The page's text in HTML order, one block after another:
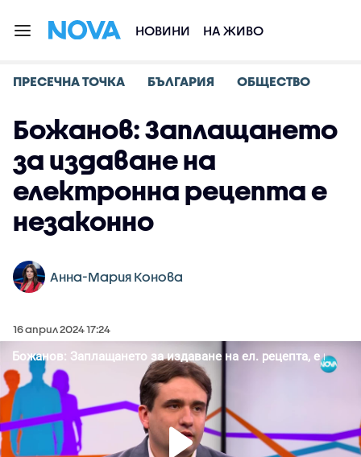
НОВИНИ НА ЖИВО
ПРЕСЕЧНА ТОЧКА БЪЛГАРИЯ ОБЩЕСТВО
Божанов: Заплащането
за издаване на
електронна рецепта е
незаконно
Анна-Мария Конова
16 април 2024 17:24